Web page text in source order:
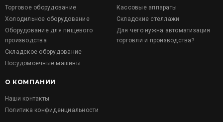
Торговое оборудование
Холодильное оборудование
Оборудование для пищевого
производства
Складское оборудование
Посудомоечные машины
Кассовые аппараты
Складские стеллажи
Для чего нужна автоматизация
торговли и производства?
О КОМПАНИИ
Наши контакты
Политика конфиденциальности